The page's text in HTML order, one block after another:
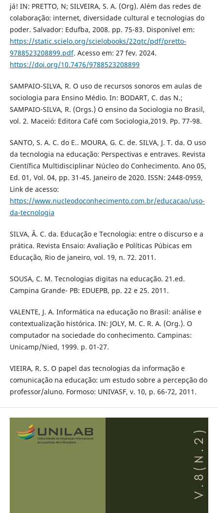
já! IN: PRETTO, N; SILVEIRA, S. A. (Org). Além das redes de
colaboração: internet, diversidade cultural e tecnologias do
poder. Salvador: Edufba, 2008. pp. 75-83. Disponível em:
https://static.scielo.org/scielobooks/22qtc/pdf/pretto-
9788523208899.pdf. Acesso em: 27 fev. 2024.
https://doi.org/10.7476/9788523208899
SAMPAIO-SILVA, R. O uso de recursos sonoros em aulas de
sociologia para Ensino Médio. In: BODART, C. das N.;
SAMPAIO-SILVA, R. (Orgs.) O ensino da Sociologia no Brasil,
vol. 2. Maceió: Editora Café com Sociologia,2019. Pp. 77-98.
SANTO, S. A. C. do E.. MOURA, G. C. de. SILVA, J. T. da. O uso
da tecnologia na educação: Perspectivas e entraves. Revista
Científica Multidisciplinar Núcleo do Conhecimento. Ano 05,
Ed. 01, Vol. 04, pp. 31-45. Janeiro de 2020. ISSN: 2448-0959,
Link de acesso:
https://www.nucleodoconhecimento.com.br/educacao/uso-
da-tecnologia
SILVA, Â. C. da. Educação e Tecnologia: entre o discurso e a
prática. Revista Ensaio: Avaliação e Políticas Púbicas em
Educação, Rio de janeiro, vol. 19, n. 72. 2011.
SOUSA, C. M. Tecnologias digitas na educação. 21.ed.
Campina Grande- PB: EDUEPB, pp. 22 e 25. 2011.
VALENTE, J. A. Informática na educação no Brasil: análise e
contextualização histórica. IN: JOLY, M. C. R. A. (Org.). O
computador na sociedade do conhecimento. Campinas:
Unicamp/Nied, 1999. p. 01-27.
VIEIRA, R. S. O papel das tecnologias da informação e
comunicação na educação: um estudo sobre a percepção do
professor/aluno. Formoso: UNIVASF, v. 10, p. 66-72, 2011.